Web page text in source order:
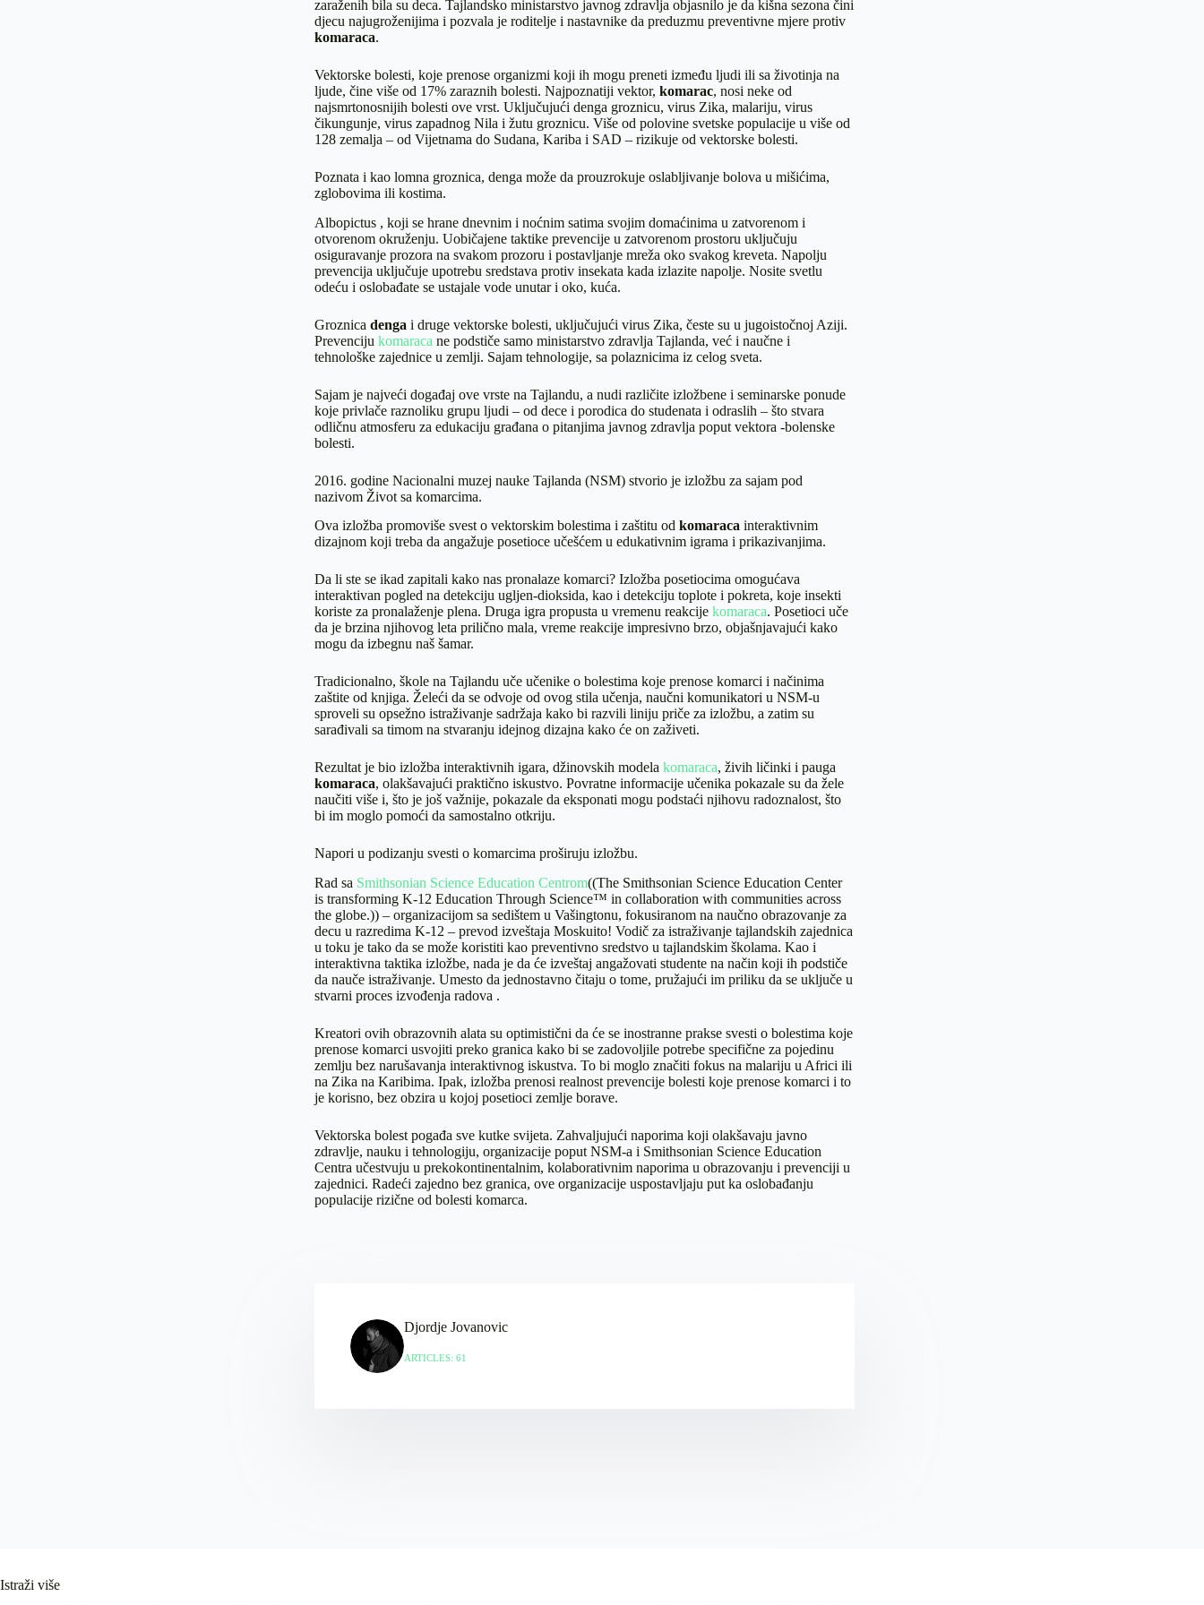
zaraženih bila su deca. Tajlandsko ministarstvo javnog zdravlja objasnilo je da kišna sezona čini
djecu najugroženijima i pozvala je roditelje i nastavnike da preduzmu preventivne mjere protiv
komaraca.
Vektorske bolesti, koje prenose organizmi koji ih mogu preneti između ljudi ili sa životinja na
ljude, čine više od 17% zaraznih bolesti. Najpoznatiji vektor, komarac, nosi neke od
najsmrtonosnijih bolesti ove vrst. Uključujući denga groznicu, virus Zika, malariju, virus
čikungunje, virus zapadnog Nila i žutu groznicu. Više od polovine svetske populacije u više od
128 zemalja – od Vijetnama do Sudana, Kariba i SAD – rizikuje od vektorske bolesti.
Poznata i kao lomna groznica, denga može da prouzrokuje oslabljivanje bolova u mišićima,
zglobovima ili kostima.
Albopictus , koji se hrane dnevnim i noćnim satima svojim domaćinima u zatvorenom i
otvorenom okruženju. Uobičajene taktike prevencije u zatvorenom prostoru uključuju
osiguravanje prozora na svakom prozoru i postavljanje mreža oko svakog kreveta. Napolju
prevencija uključuje upotrebu sredstava protiv insekata kada izlazite napolje. Nosite svetlu
odeću i oslobađate se ustajale vode unutar i oko, kuća.
Groznica denga i druge vektorske bolesti, uključujući virus Zika, česte su u jugoistočnoj Aziji.
Prevenciju komaraca ne podstiče samo ministarstvo zdravlja Tajlanda, već i naučne i
tehnološke zajednice u zemlji. Sajam tehnologije, sa polaznicima iz celog sveta.
Sajam je najveći događaj ove vrste na Tajlandu, a nudi različite izložbene i seminarske ponude
koje privlače raznoliku grupu ljudi – od dece i porodica do studenata i odraslih – što stvara
odličnu atmosferu za edukaciju građana o pitanjima javnog zdravlja poput vektora -bolenske
bolesti.
2016. godine Nacionalni muzej nauke Tajlanda (NSM) stvorio je izložbu za sajam pod
nazivom Život sa komarcima.
Ova izložba promoviše svest o vektorskim bolestima i zaštitu od komaraca interaktivnim
dizajnom koji treba da angažuje posetioce učešćem u edukativnim igrama i prikazivanjima.
Da li ste se ikad zapitali kako nas pronalaze komarci? Izložba posetiocima omogućava
interaktivan pogled na detekciju ugljen-dioksida, kao i detekciju toplote i pokreta, koje insekti
koriste za pronalaženje plena. Druga igra propusta u vremenu reakcije komaraca. Posetioci uče
da je brzina njihovog leta prilično mala, vreme reakcije impresivno brzo, objašnjavajući kako
mogu da izbegnu naš šamar.
Tradicionalno, škole na Tajlandu uče učenike o bolestima koje prenose komarci i načinima
zaštite od knjiga. Želeći da se odvoje od ovog stila učenja, naučni komunikatori u NSM-u
sproveli su opsežno istraživanje sadržaja kako bi razvili liniju priče za izložbu, a zatim su
sarađivali sa timom na stvaranju idejnog dizajna kako će on zaživeti.
Rezultat je bio izložba interaktivnih igara, džinovskih modela komaraca, živih ličinki i pauga
komaraca, olakšavajući praktično iskustvo. Povratne informacije učenika pokazale su da žele
naučiti više i, što je još važnije, pokazale da eksponati mogu podstaći njihovu radoznalost, što
bi im moglo pomoći da samostalno otkriju.
Napori u podizanju svesti o komarcima proširuju izložbu.
Rad sa Smithsonian Science Education Centrom((The Smithsonian Science Education Center
is transforming K-12 Education Through Science™ in collaboration with communities across
the globe.)) – organizacijom sa sedištem u Vašingtonu, fokusiranom na naučno obrazovanje za
decu u razredima K-12 – prevod izveštaja Moskuito! Vodič za istraživanje tajlandskih zajednica
u toku je tako da se može koristiti kao preventivno sredstvo u tajlandskim školama. Kao i
interaktivna taktika izložbe, nada je da će izveštaj angažovati studente na način koji ih podstiče
da nauče istraživanje. Umesto da jednostavno čitaju o tome, pružajući im priliku da se uključe u
stvarni proces izvođenja radova .
Kreatori ovih obrazovnih alata su optimistični da će se inostranne prakse svesti o bolestima koje
prenose komarci usvojiti preko granica kako bi se zadovoljile potrebe specifične za pojedinu
zemlju bez narušavanja interaktivnog iskustva. To bi moglo značiti fokus na malariju u Africi ili
na Zika na Karibima. Ipak, izložba prenosi realnost prevencije bolesti koje prenose komarci i to
je korisno, bez obzira u kojoj posetioci zemlje borave.
Vektorska bolest pogađa sve kutke svijeta. Zahvaljujući naporima koji olakšavaju javno
zdravlje, nauku i tehnologiju, organizacije poput NSM-a i Smithsonian Science Education
Centra učestvuju u prekokontinentalnim, kolaborativnim naporima u obrazovanju i prevenciji u
zajednici. Radeći zajedno bez granica, ove organizacije uspostavljaju put ka oslobađanju
populacije rizične od bolesti komarca.
Djordje Jovanovic
ARTICLES: 61
Istraži više